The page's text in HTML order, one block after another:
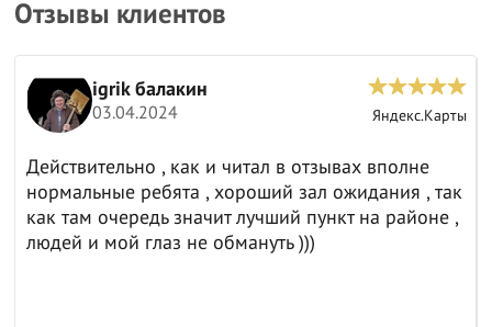
Отзывы клиентов
Анатолий И.
15.03.2024 Яндекс.Карты
Отличная компания 👍